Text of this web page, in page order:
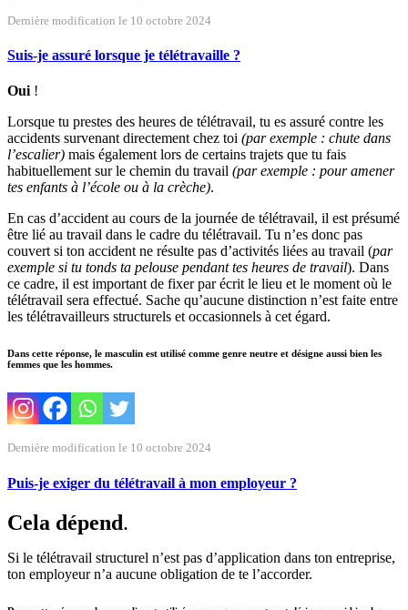
Dernière modification le 10 octobre 2024
Suis-je assuré lorsque je télétravaille ?
Oui!
Lorsque tu prestes des heures de télétravail, tu es assuré contre les
accidents survenant directement chez toi (par exemple : chute dans
l’escalier) mais également lors de certains trajets que tu fais
habituellement sur le chemin du travail (par exemple : pour amener
tes enfants à l’école ou à la crèche).
En cas d’accident au cours de la journée de télétravail, il est présumé
être lié au travail dans le cadre du télétravail. Tu n’es donc pas
couvert si ton accident ne résulte pas d’activités liées au travail (par
exemple si tu tonds ta pelouse pendant tes heures de travail). Dans
ce cadre, il est important de fixer par écrit le lieu et le moment où le
télétravail sera effectué. Sache qu’aucune distinction n’est faite entre
les télétravailleurs structurels et occasionnels à cet égard.
Dans cette réponse, le masculin est utilisé comme genre neutre et désigne aussi bien les
femmes que les hommes.
Dernière modification le 10 octobre 2024
Puis-je exiger du télétravail à mon employeur ?
Cela dépend.
Si le télétravail structurel n’est pas d’application dans ton entreprise,
ton employeur n’a aucune obligation de te l’accorder.